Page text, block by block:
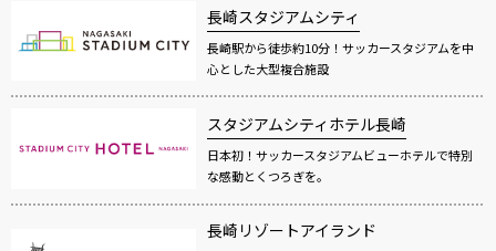
長崎スタジアムシティ
長崎駅から徒歩約10分！サッカースタジアムを中
心とした大型複合施設
スタジアムシティホテル長崎
日本初！サッカースタジアムビューホテルで特別
な感動とくつろぎを。
長崎リゾートアイランド